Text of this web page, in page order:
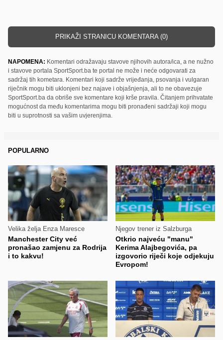
PRIKAŽI STRANICU KOMENTARA (0)
NAPOMENA: Komentari odražavaju stavove njihovih autora/ica, a ne nužno
i stavove portala SportSport.ba te portal ne može i neće odgovarati za
sadržaj tih kometara. Komentari koji sadrže vrijeđanja, psovanja i vulgaran
riječnik mogu biti uklonjeni bez najave i objašnjenja, ali to ne obavezuje
SportSport.ba da obriše sve komentare koji krše pravila. Čitanjem prihvatate
mogućnost da među komentarima mogu biti pronađeni sadržaji koji mogu
biti u suprotnosti sa vašim uvjerenjima.
POPULARNO
Velika želja Enza Maresce
Manchester City već
pronašao zamjenu za Rodrija
i to kakvu!
Njegov trener iz Salzburga
Otkrio najveću "manu"
Kerima Alajbegovića, pa
izgovorio riječi koje odjekuju
Evropom!